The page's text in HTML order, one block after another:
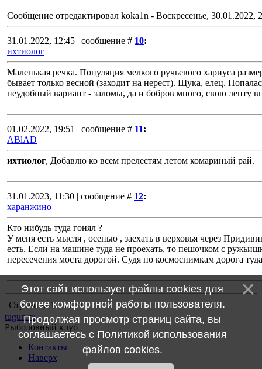
Сообщение отредактировал koka1n - Воскресенье, 30.01.2022,
31.01.2022, 12:45 | сообщение # 10:
ихтиолог
Маленькая речка. Популяция мелкого ручьевого хариуса
бывает только весной (заходит на нерест). Щука, елец.
неудобный вариант - заломы, да и бобров много, свою лепту
01.02.2022, 19:51 | сообщение # 11:
ABlAD
ихтиолог, Добавлю ко всем прелестям летом комариный рай.
31.01.2023, 11:30 | сообщение # 12:
харанжино
Кто нибудь туда гонял ?
У меня есть мысля , осенью , заехать в верховья через
есть. Если на машине туда не проехать, то пешочком с
пересечения моста дорогой. Судя по космоснимкам дорога
Страница1из1
1
tugun.ru
Рыболовный клуб
Контакты
Наверх
Этот сайт использует файлы cookies для
более комфортной работы пользователя.
Продолжая просмотр страниц сайта, вы
соглашаетесь с Политикой использования
файлов cookies.